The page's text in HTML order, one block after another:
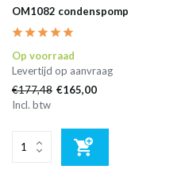
OM1082 condenspomp
Op voorraad
Levertijd op aanvraag
€177,48 €165,00
Incl. btw